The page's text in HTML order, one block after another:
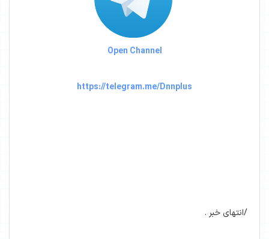
Open Channel
https://telegram.me/Dnnplus
/انتهای خبر .